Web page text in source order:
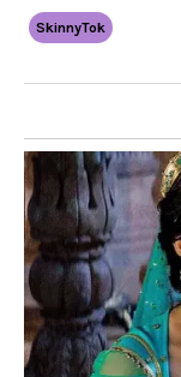
SkinnyTok